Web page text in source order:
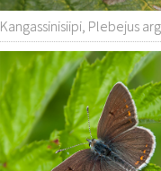
Kangassinisiipi, Plebejus